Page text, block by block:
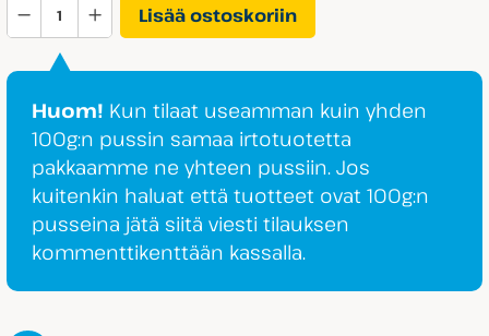
Lakritsitoukka
määrä
Lisää ostoskoriin
Huom! Kun tilaat useamman kuin yhden
100g:n pussin samaa irtotuotetta
pakkaamme ne yhteen pussiin. Jos
kuitenkin haluat että tuotteet ovat 100g:n
pusseina jätä siitä viesti tilauksen
kommenttikenttään kassalla.